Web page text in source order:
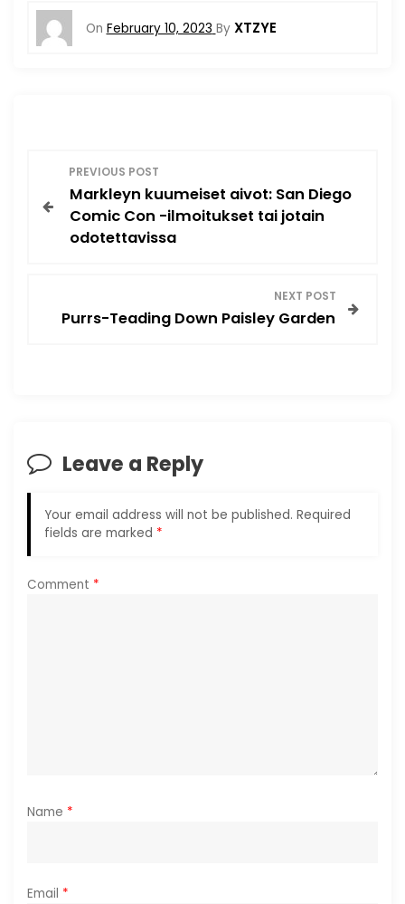
On February 10, 2023 By XTZYE
o
i
g
t
PREVIOUS POST
Markleyn kuumeiset aivot: San Diego
Comic Con -ilmoitukset tai jotain
odotettavissa
NEXT POST
Purrs-Teading Down Paisley Garden
Leave a Reply
Your email address will not be published. Required
fields are marked *
Comment *
Name *
Email *